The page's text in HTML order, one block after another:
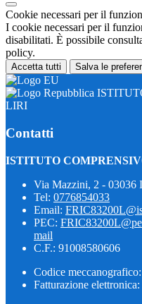
Cookie necessari per il
I cookie necessari per il
disabilitati. È possibile
policy.
Accetta tutti Salva le
LIRI
Contatti
ISTITUTO
Via Mazzini, 2 - 03036
Tel: 0776854033
Email:
PEC:
mail
C.F.: 91008580606
Codice
Fatturazione